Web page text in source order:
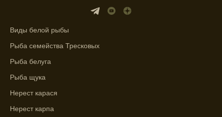
фаз и погодных условий на активность
Узнайте вероятности успешной ловли на
ближайшие дни с прогнозом клева.
График клева рыбы зависит от фаз луны и
погоды.
Выберите лучшее время для рыбной
ловли в разных водоемах, опираясь на
Виды белой рыбы
Рыба семейства Тресковых
Рыба белуга
Рыба щука
Нерест карася
Нерест карпа